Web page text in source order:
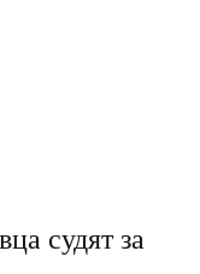
судят за